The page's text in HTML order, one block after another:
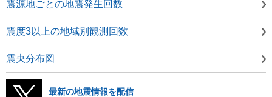
震源地ごとの地震発生回数
震度3以上の地域別観測回数
震央分布図
最新の地震情報を配信